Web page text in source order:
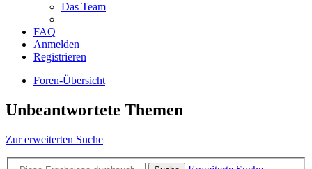
Das Team
FAQ
Anmelden
Registrieren
Foren-Übersicht
Unbeantwortete Themen
Zur erweiterten Suche